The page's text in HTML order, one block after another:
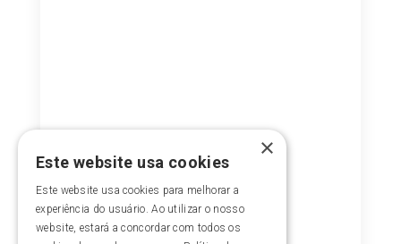
×
Este website usa cookies
Este website usa cookies para melhorar a
experiência do usuário. Ao utilizar o nosso
website, estará a concordar com todos os